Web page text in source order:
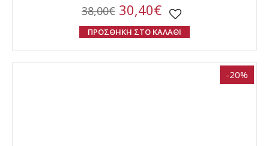
38,00€ 30,40€
ΠΡΟΣΘΗΚΗ ΣΤΟ ΚΑΛΑΘΙ
-20%